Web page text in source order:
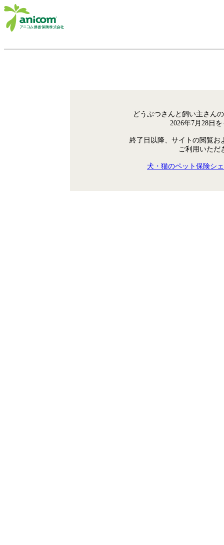
どうぶつさんと飼い主さん
2026年7月28日
終了日以降、サイトの閲覧お
ご利用いただ
犬・猫のペット保険シ